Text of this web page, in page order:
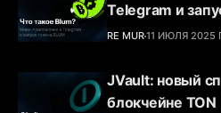
Telegram и
RE MUR11 ИЮЛЯ 2025
JVault: новый
блокчейне TON